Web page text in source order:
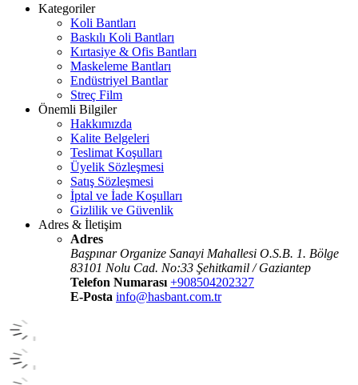
Kategoriler
Koli Bantları
Baskılı Koli Bantları
Kırtasiye & Ofis Bantları
Maskeleme Bantları
Endüstriyel Bantlar
Streç Film
Önemli Bilgiler
Hakkımızda
Kalite Belgeleri
Teslimat Koşulları
Üyelik Sözleşmesi
Satış Sözleşmesi
İptal ve İade Koşulları
Gizlilik ve Güvenlik
Adres & İletişim
Adres
Başpınar Organize Sanayi Mahallesi O.S.B. 1. Bölge
83101 Nolu Cad. No:33 Şehitkamil / Gaziantep
Telefon Numarası +908504202327
E-Posta info@hasbant.com.tr